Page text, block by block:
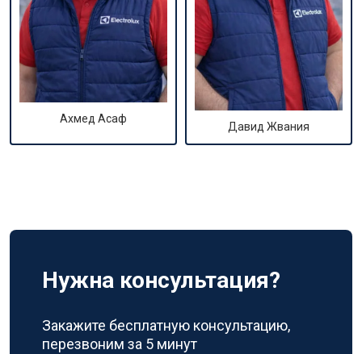
Ахмед Асаф
Давид Жвания
Нужна консультация?
Закажите бесплатную консультацию,
перезвоним за 5 минут